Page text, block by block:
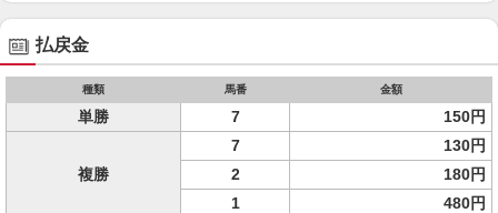
払戻金
種類 馬番 金額
単勝 7 150円
複勝
7
130円
2
180円
1
480円